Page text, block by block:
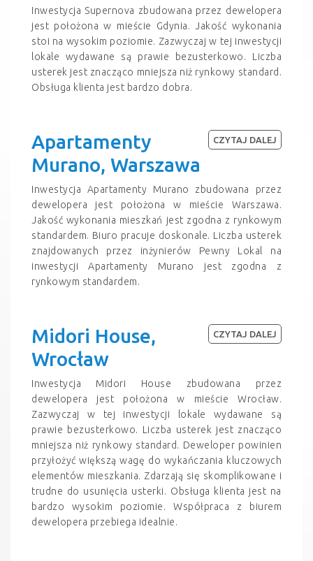
Inwestycja Supernova zbudowana przez dewelopera
jest położona w mieście Gdynia. Jakość wykonania
stoi na wysokim poziomie. Zazwyczaj w tej inwestycji
lokale wydawane są prawie bezusterkowo. Liczba
usterek jest znacząco mniejsza niż rynkowy standard.
Obsługa klienta jest bardzo dobra.
Apartamenty
Murano, Warszawa
Inwestycja Apartamenty Murano zbudowana przez
dewelopera jest położona w mieście Warszawa.
Jakość wykonania mieszkań jest zgodna z rynkowym
standardem. Biuro pracuje doskonale. Liczba usterek
znajdowanych przez inżynierów Pewny Lokal na
inwestycji Apartamenty Murano jest zgodna z
rynkowym standardem.
CZYTAJ DALEJ
Midori House,
Wrocław
Inwestycja Midori House zbudowana przez
dewelopera jest położona w mieście Wrocław.
Zazwyczaj w tej inwestycji lokale wydawane są
prawie bezusterkowo. Liczba usterek jest znacząco
mniejsza niż rynkowy standard. Deweloper powinien
przyłożyć większą wagę do wykańczania kluczowych
elementów mieszkania. Zdarzają się skomplikowane i
trudne do usunięcia usterki. Obsługa klienta jest na
bardzo wysokim poziomie. Współpraca z biurem
dewelopera przebiega idealnie.
CZYTAJ DALEJ